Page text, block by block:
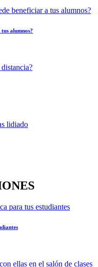
alumnos?